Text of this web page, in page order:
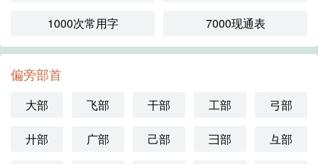
1000次常用字 7000现通表
偏旁部首
大部 飞部 干部 工部 弓部
廾部 广部 己部 彐部 彑部